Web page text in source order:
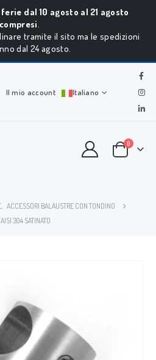
dal 10 agosto al 21 agosto
compresi.
tramite il sito ma le spedizioni
dal 24 agosto.
Il mio account Italiano
0
, ACCESSORI BALAUSTRE CON TONDINO
304 SATINATO